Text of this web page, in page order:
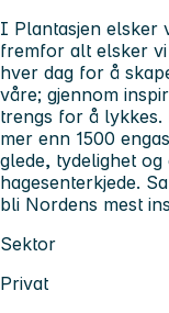
I Plantasjen elsker
fremfor alt elsker
hver dag for å
våre; gjennom
trengs for å lykkes.
mer enn 1500
glede, tydelighet
hagesenterkjede.
bli Nordens mest
Sektor
Privat